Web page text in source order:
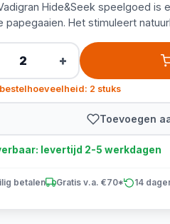
Hide&Seek speelgoed is
papegaaien. Het stimuleert
+
2 stuks
Toevoegen
levertijd 2-5 werkdagen
betalen Gratis v.a. €70* 14